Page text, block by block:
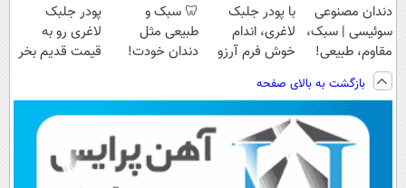
دندان مصنوعی
سوئیسی | سبک،
مقاوم، طبیعی!
ویزیت
رایگان+پرداخت
اقساطی😍
با پودر جلبک
لاغری، اندام
خوش فرم آرزو
جام جهانی)
🦷 سبک و
طبیعی مثل
دندان خودت!
💳 📍 تهران
پودر جلبک
لاغری رو به
قیمت قدیم بخر
بازگشت به بالای صفحه